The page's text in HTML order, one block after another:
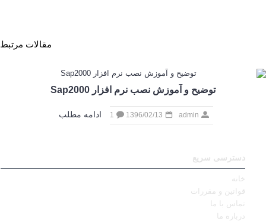
مقالات مرتبط
توضیح و آموزش نصب نرم افزار Sap2000
admin
1396/02/13
1 ادامه مطلب
دسترسی سریع
خانه
قوانین و مقررات
تماس با ما
درباره ما